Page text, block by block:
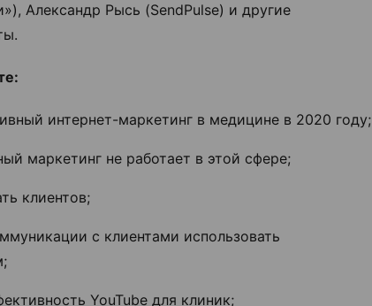
Александр Рысь (SendPulse) и другие
интернет-маркетинг в медицине в 2020 году;
маркетинг не работает в этой сфере;
клиентов;
с клиентами использовать
YouTube для клиник;